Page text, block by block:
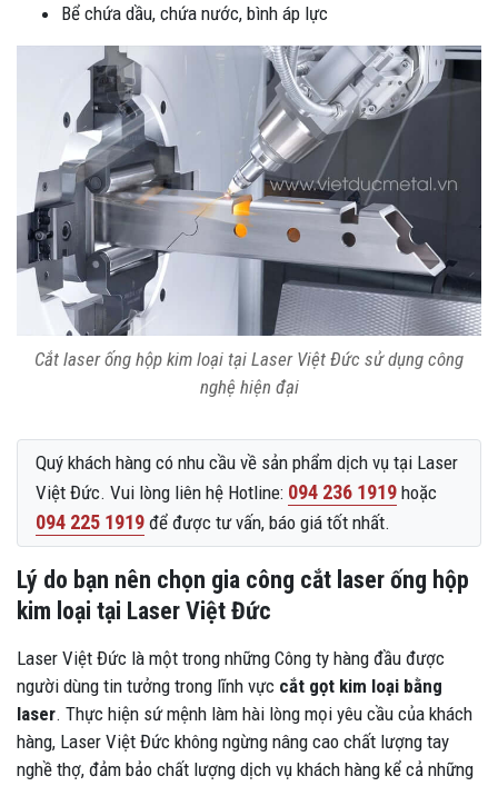
Bể chứa dầu, chứa nước, bình áp lực
Cắt laser ống hộp kim loại tại Laser Việt Đức sử dụng công
nghệ hiện đại
Quý khách hàng có nhu cầu về sản phẩm dịch vụ tại Laser
Việt Đức. Vui lòng liên hệ Hotline: 094 236 1919 hoặc
094 225 1919 để được tư vấn, báo giá tốt nhất.
Lý do bạn nên chọn gia công cắt laser ống hộp
kim loại tại Laser Việt Đức
Laser Việt Đức là một trong những Công ty hàng đầu được
người dùng tin tưởng trong lĩnh vực cắt gọt kim loại bằng
laser. Thực hiện sứ mệnh làm hài lòng mọi yêu cầu của khách
hàng, Laser Việt Đức không ngừng nâng cao chất lượng tay
nghề thợ, đảm bảo chất lượng dịch vụ khách hàng kể cả những